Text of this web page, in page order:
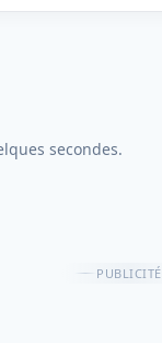
secondes.
PUBLICITÉ